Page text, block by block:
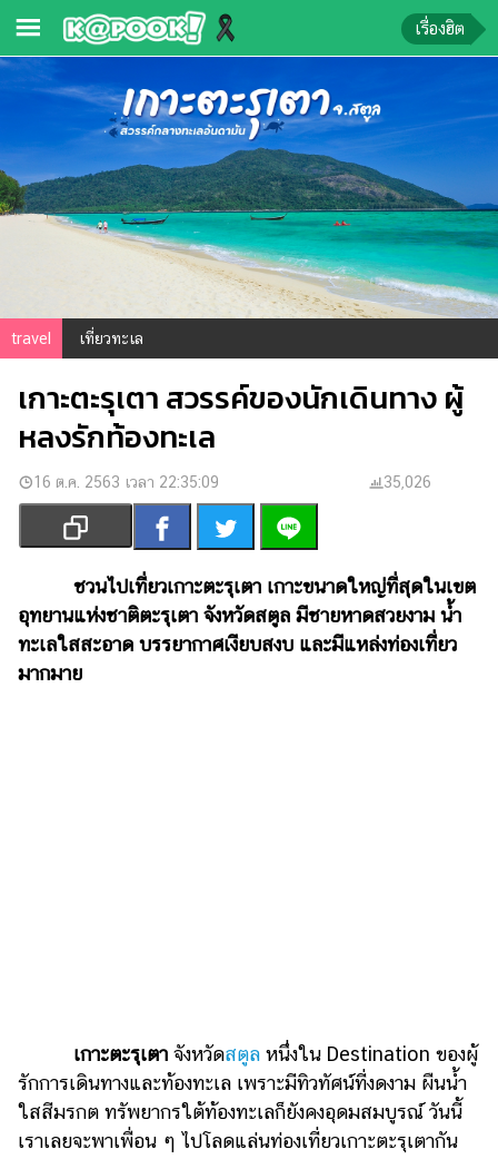
ข่าว-
ความ
รู้
ข่าว
บันเทิง
ตรวจ
หวย
ผล
บอล
สด
การ
เงิน
การ
บันเทิง
รูปภาพ
วง
ผู้
หญิง
เรื่องฮิต
travel เที่ยวทะเล
เกาะตะรุเตา สวรรค์ของนักเดินทาง ผู้
หลงรักท้องทะเล
16 ต.ค. 2563 เวลา 22:35:09 35,026
ชวนไปเที่ยวเกาะตะรุเตา เกาะขนาดใหญ่ที่สุดในเขต
อุทยานแห่งชาติตะรุเตา จังหวัดสตูล มีชายหาดสวยงาม น้ำ
ทะเลใสสะอาด บรรยากาศเงียบสงบ และมีแหล่งท่องเที่ยว
มากมาย
เกาะตะรุเตา จังหวัดสตูล หนึ่งใน Destination ของผู้
รักการเดินทางและท้องทะเล เพราะมีทิวทัศน์ที่งดงาม ผืนน้ำ
ใสสีมรกต ทรัพยากรใต้ท้องทะเลก็ยังคงอุดมสมบูรณ์ วันนี้
เราเลยจะพาเพื่อน ๆ ไปโลดแล่นท่องเที่ยวเกาะตะรุเตากัน